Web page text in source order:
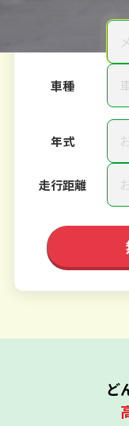
車種
年式
走行距離
ど